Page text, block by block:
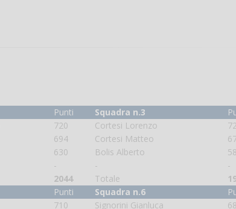
Punti Squadra n.3
720 Cortesi Lorenzo
694 Cortesi Matteo
630 Bolis Alberto
- -
-
2044 Totale
Punti Squadra n.6
710 Signorini Gianluca